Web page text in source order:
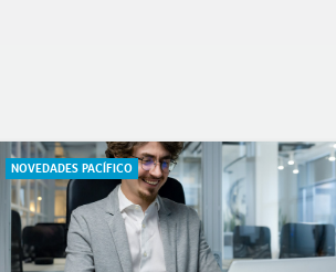
NOVEDADES PACÍFICO